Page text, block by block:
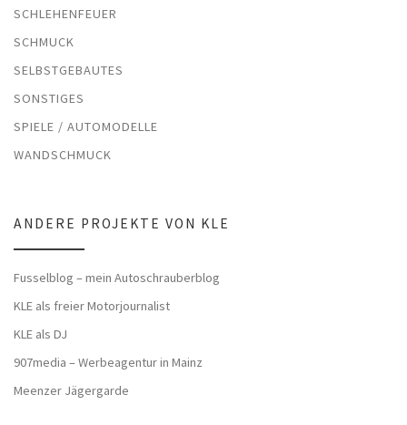
SCHLEHENFEUER
SCHMUCK
SELBSTGEBAUTES
SONSTIGES
SPIELE / AUTOMODELLE
WANDSCHMUCK
ANDERE PROJEKTE VON KLE
Fusselblog – mein Autoschrauberblog
KLE als freier Motorjournalist
KLE als DJ
907media – Werbeagentur in Mainz
Meenzer Jägergarde